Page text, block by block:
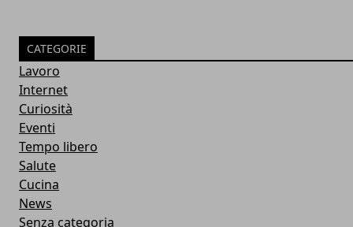
CATEGORIE
Lavoro
Internet
Curiosità
Eventi
Tempo libero
Salute
Cucina
News
Senza categoria